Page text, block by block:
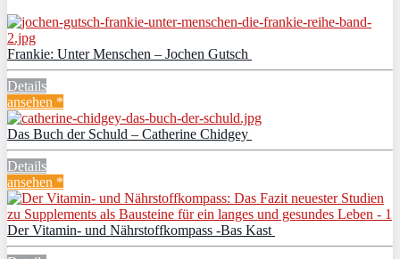
Frankie: Unter Menschen – Jochen Gutsch
Details
ansehen *
Das Buch der Schuld – Catherine Chidgey
Details
ansehen *
Der Vitamin- und Nährstoffkompass -Bas Kast